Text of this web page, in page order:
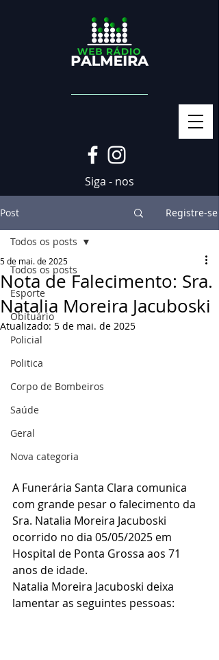
Siga - nos
Post Registre-se
Todos os posts
Esporte
Obituário
Policial
Politica
Corpo de Bombeiros
Saúde
Geral
Nova categoria
Todos os posts
Nota de Falecimento: Sra.
Natalia Moreira Jacuboski
5 de mai. de 2025
Atualizado: 5 de mai. de 2025
A Funerária Santa Clara comunica
com grande pesar o falecimento da
Sra. Natalia Moreira Jacuboski
ocorrido no dia 05/05/2025 em
Hospital de Ponta Grossa aos 71
anos de idade.
Natalia Moreira Jacuboski deixa
lamentar as seguintes pessoas: